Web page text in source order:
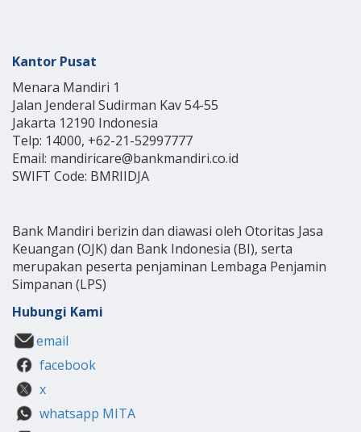
Kantor Pusat
Menara Mandiri 1
Jalan Jenderal Sudirman Kav 54-55
Jakarta 12190 Indonesia
Telp: 14000, +62-21-52997777
Email: mandiricare@bankmandiri.co.id
SWIFT Code: BMRIIDJA
Bank Mandiri berizin dan diawasi oleh Otoritas Jasa
Keuangan (OJK) dan Bank Indonesia (BI), serta
merupakan peserta penjaminan Lembaga Penjamin
Simpanan (LPS)
Hubungi Kami
email
facebook
x
whatsapp MITA